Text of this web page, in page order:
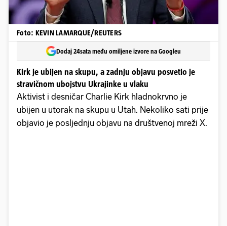
Foto: KEVIN LAMARQUE/REUTERS
Dodaj 24sata među omiljene izvore na Googleu
Kirk je ubijen na skupu, a zadnju objavu posvetio je
stravičnom ubojstvu Ukrajinke u vlaku
Aktivist i desničar Charlie Kirk hladnokrvno je
ubijen u utorak na skupu u Utah. Nekoliko sati prije
objavio je posljednju objavu na društvenoj mreži X.